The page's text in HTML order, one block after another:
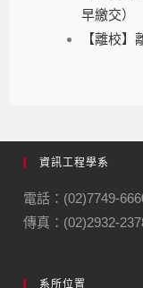
早繳交）
【離校】
資訊工程學系
電話：(02)7749-
傳真：(02)2932-
系所位置